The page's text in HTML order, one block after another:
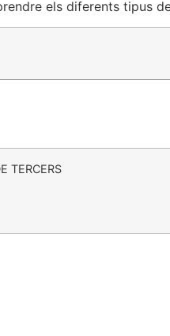
els diferents tipus